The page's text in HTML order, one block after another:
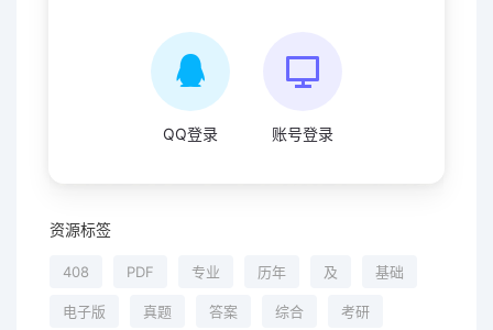
QQ登录 账号登录
资源标签
408 PDF 专业 历年 及 基础
电子版 真题 答案 综合 考研